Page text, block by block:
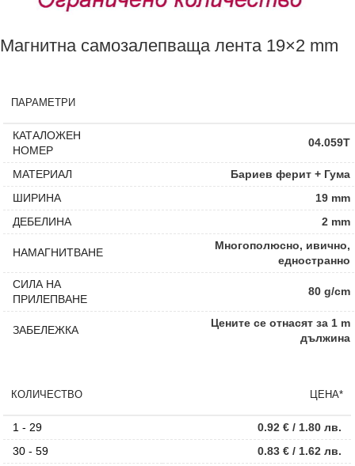
Магнитна самозалепваща лента 19×2 mm
ПАРАМЕТРИ
КАТАЛОЖЕН
НОМЕР
04.059T
МАТЕРИАЛ
Бариев ферит + Гума
ШИРИНА
19 mm
ДЕБЕЛИНА
2 mm
НАМАГНИТВАНЕ
Многополюсно, ивично,
едностранно
СИЛА НА
ПРИЛЕПВАНЕ
80 g/cm
ЗАБЕЛЕЖКА
Цените се отнасят за 1 m
дължина
КОЛИЧЕСТВО ЦЕНА*
1 - 29 0.92€ / 1.80 лв.
30 - 59
0.83€ / 1.62 лв.